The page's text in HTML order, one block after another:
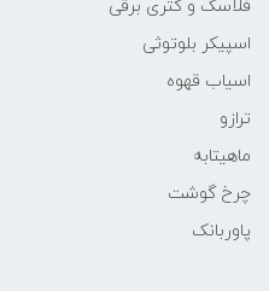
فلاسک و کتری برقی
اسپیکر بلوتوثی
اسیاب قهوه
ترازو
ماهیتابه
چرخ گوشت
پاوربانک